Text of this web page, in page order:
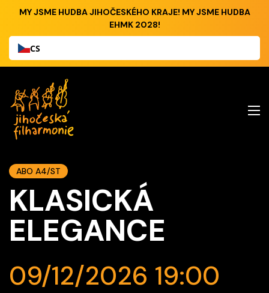
MY JSME HUDBA JIHOČESKÉHO KRAJE! MY JSME HUDBA
EHMK 2028!
CS
ABO A4/ST
KLASICKÁ
ELEGANCE
09/12/2026 19:00